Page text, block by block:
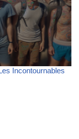
Incontournables